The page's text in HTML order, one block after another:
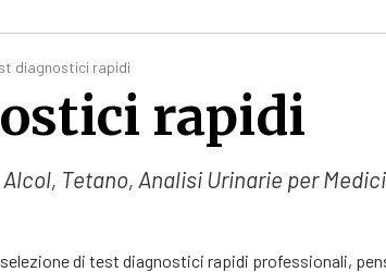
diagnostici rapidi
rapidi
Tetano, Analisi Urinarie per
di test diagnostici rapidi professionali,